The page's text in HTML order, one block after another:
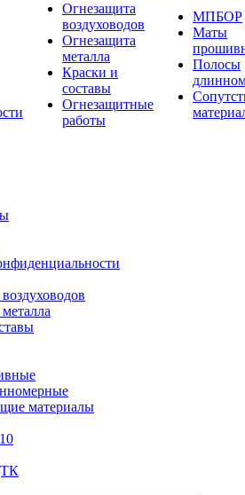
Огнезащита
воздуховодов
Огнезащита
металла
Краски и
составы
Огнезащитные
работы
МПБОР
Маты
Полосы
материалы